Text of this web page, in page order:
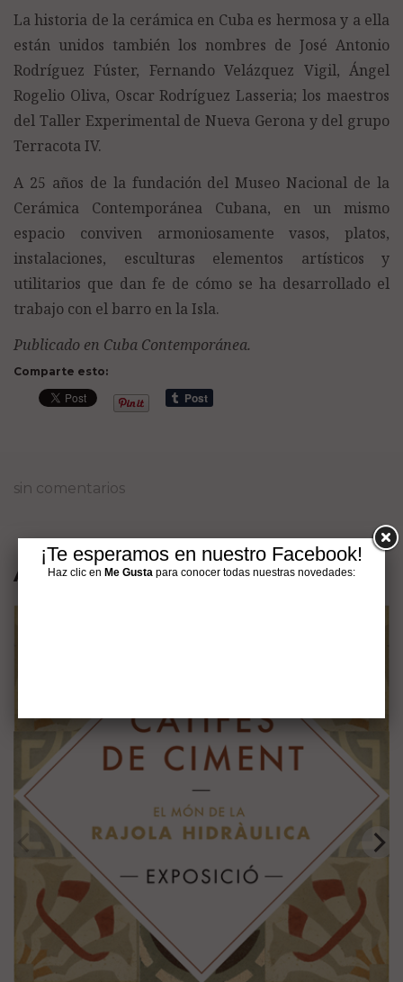
La historia de la cerámica en Cuba es hermosa y a ella
están unidos también los nombres de José Antonio
Rodríguez Fúster, Fernando Velázquez Vigil, Ángel
Rogelio Oliva, Oscar Rodríguez Lasseria; los maestros
del Taller Experimental de Nueva Gerona y del grupo
Terracota IV.
A 25 años de la fundación del Museo Nacional de la
Cerámica Contemporánea Cubana, en un mismo
espacio conviven armoniosamente vasos, platos,
instalaciones, esculturas elementos artísticos y
utilitarios que dan fe de cómo se ha desarrollado el
trabajo con el barro en la Isla.
Publicado en Cuba Contemporánea.
Comparte esto:
sin comentarios
Artículos interesantes
¡Te esperamos en nuestro Facebook!
Haz clic en Me Gusta para conocer todas nuestras novedades: